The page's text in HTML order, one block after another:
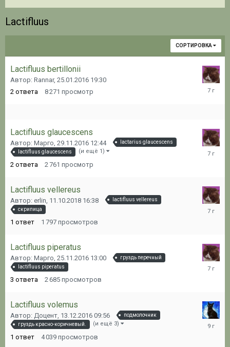
Lactifluus
СОРТИРОВКА
Lactifluus bertillonii
Автор: Rannar, 25.01.2016 19:30
2 ответа 8 271 просмотр
Lactifluus glaucescens
Автор: Марго, 29.11.2016 12:44
lactarius glaucescens
lactifluus glaucescens
(и ещё 1)
2 ответа 2 761 просмотр
Lactifluus vellereus
Автор: erlin, 11.10.2018 16:38
lactifluus vellereus
скрипица
1 ответ 1 797 просмотров
Lactifluus piperatus
Автор: Марго, 25.11.2016 13:00
груздь перечный
lactifluus piperatus
3 ответа 2 685 просмотров
Lactifluus volemus
Автор: Доцент, 13.12.2016 09:56
подмолочник
груздь красно-коричневый.
(и ещё 3)
1 ответ 4 039 просмотров